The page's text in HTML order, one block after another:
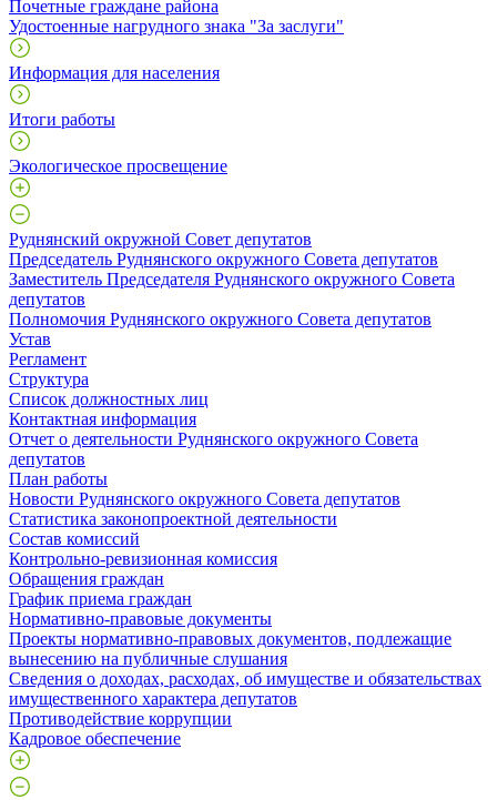
Почетные граждане района
Удостоенные нагрудного знака "За заслуги"
Информация для населения
Итоги работы
Экологическое просвещение
Руднянский окружной Совет депутатов
Председатель Руднянского окружного Совета депутатов
Заместитель Председателя Руднянского окружного Совета
депутатов
Полномочия Руднянского окружного Совета депутатов
Устав
Регламент
Структура
Список должностных лиц
Контактная информация
Отчет о деятельности Руднянского окружного Совета
депутатов
План работы
Новости Руднянского окружного Совета депутатов
Статистика законопроектной деятельности
Состав комиссий
Контрольно-ревизионная комиссия
Обращения граждан
График приема граждан
Нормативно-правовые документы
Проекты нормативно-правовых документов, подлежащие
вынесению на публичные слушания
Сведения о доходах, расходах, об имуществе и обязательствах
имущественного характера депутатов
Противодействие коррупции
Кадровое обеспечение